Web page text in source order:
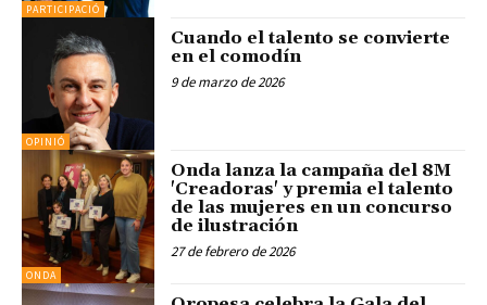
PARTICIPACIÓ
OPINIÓ
Cuando el talento se convierte
en el comodín
9 de marzo de 2026
ONDA
Onda lanza la campaña del 8M
'Creadoras' y premia el talento
de las mujeres en un concurso
de ilustración
27 de febrero de 2026